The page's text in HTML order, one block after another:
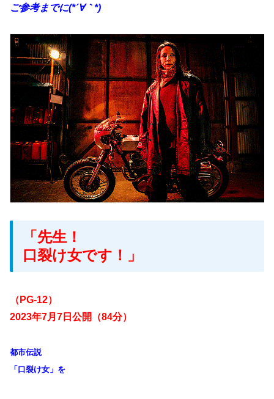
ご参考までに(*´∀｀*)
「先生！
口裂け女です！」
（PG-12）
2023年7月7日公開（84分）
都市伝説
「口裂け女」を